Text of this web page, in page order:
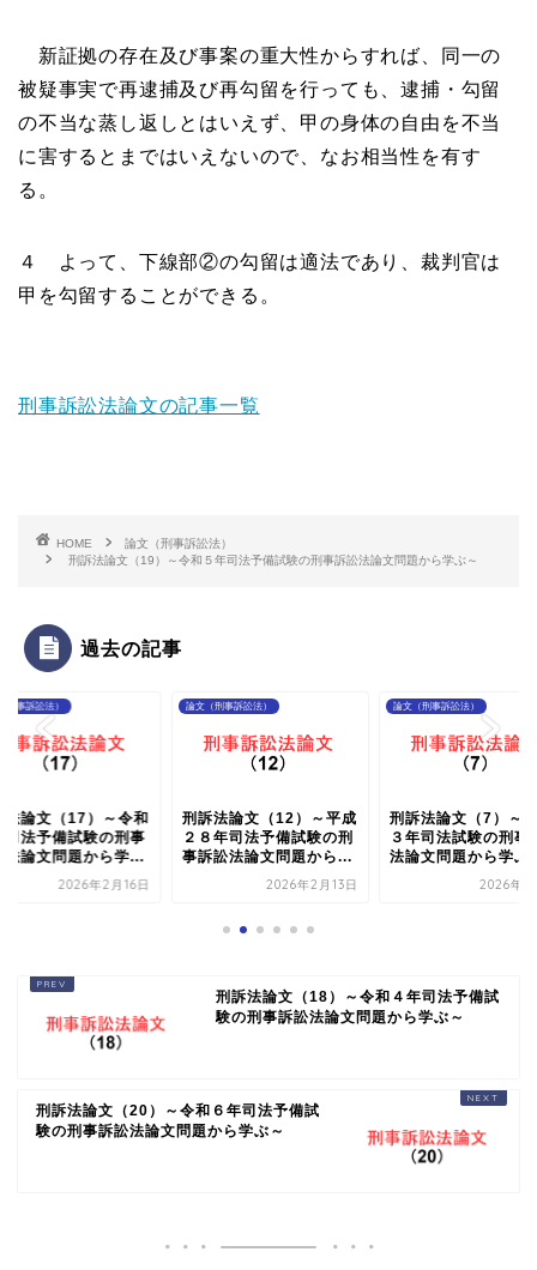
新証拠の存在及び事案の重大性からすれば、同一の
被疑事実で再逮捕及び再勾留を行っても、逮捕・勾留
の不当な蒸し返しとはいえず、甲の身体の自由を不当
に害するとまではいえないので、なお相当性を有す
る。
４ よって、下線部②の勾留は適法であり、裁判官は
甲を勾留することができる。
刑事訴訟法論文の記事一覧
HOME
論文（刑事訴訟法）
刑訴法論文（19）～令和５年司法予備試験の刑事訴訟法論文問題から学ぶ～
過去の記事
刑事訴訟法）
法論文（17）～令和
司法予備試験の刑事
法論文問題から学...
2026年2月16日
論文（刑事訴訟法）
刑訴法論文（12）～平成
２８年司法予備試験の刑
事訴訟法論文問題から...
2026年2月13日
論文（刑事訴訟法）
刑訴法論文（7）～
３年司法試験の刑事
法論文問題から学ぶ
2026年2
刑訴法論文（18）～令和４年司法予備試
験の刑事訴訟法論文問題から学ぶ～
刑訴法論文（20）～令和６年司法予備試
験の刑事訴訟法論文問題から学ぶ～